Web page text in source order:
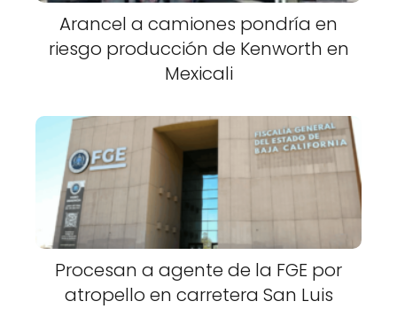
Arancel a camiones pondría en
riesgo producción de Kenworth en
Mexicali
Procesan a agente de la FGE por
atropello en carretera San Luis